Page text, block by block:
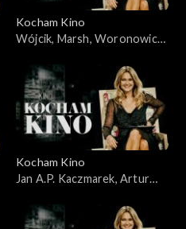
Kocham Kino
Wójcik, Marsh, Woronowicz,
Kocham Kino
Jan A.P. Kaczmarek, Artur